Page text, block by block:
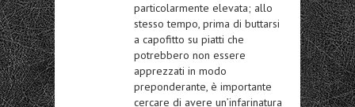
particolarmente elevata; allo
stesso tempo, prima di buttarsi
a capofitto su piatti che
potrebbero non essere
apprezzati in modo
preponderante, è importante
cercare di avere un’infarinatura